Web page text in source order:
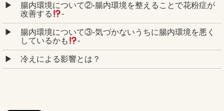
腸内環境について②‐腸内環境を整えることで花粉症が
改善する
‐
腸内環境について③‐気づかないうちに腸内環境を悪く
しているかも
‐
冷えによる影響とは？